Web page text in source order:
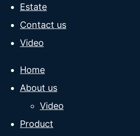
Estate
Contact us
Video
Home
About us
Video
Product